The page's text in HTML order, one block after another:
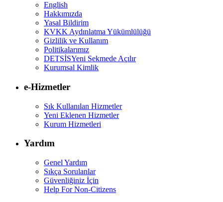
English
Hakkımızda
Yasal Bildirim
KVKK Aydınlatma Yükümlülüğü
Gizlilik ve Kullanım
Politikalarımız
DETSİSYeni Sekmede Açılır
Kurumsal Kimlik
e-Hizmetler
Sık Kullanılan Hizmetler
Yeni Eklenen Hizmetler
Kurum Hizmetleri
Yardım
Genel Yardım
Sıkça Sorulanlar
Güvenliğiniz İçin
Help For Non-Citizens